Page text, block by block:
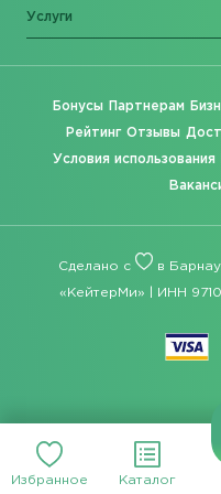
Избранное Каталог
Услуги
Бонусы Партнерам
Рейтинг Отзывы
Условия использования
Сделано с в
«КейтерМи» | ИНН